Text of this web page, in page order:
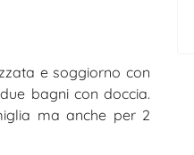
e soggiorno con
bagni con doccia.
ma anche per 2